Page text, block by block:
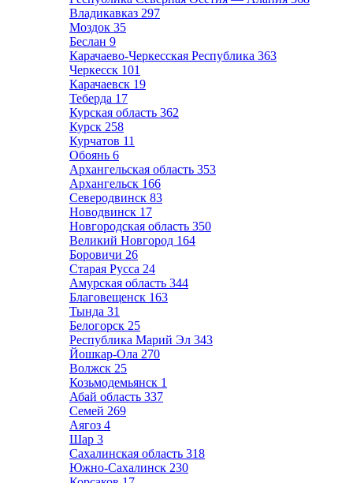
Владикавказ 297
Моздок 35
Беслан 9
Карачаево-Черкесская Республика 363
Черкесск 101
Карачаевск 19
Теберда 17
Курская область 362
Курск 258
Курчатов 11
Обоянь 6
Архангельская область 353
Архангельск 166
Северодвинск 83
Новодвинск 17
Новгородская область 350
Великий Новгород 164
Боровичи 26
Старая Русса 24
Амурская область 344
Благовещенск 163
Тында 31
Белогорск 25
Республика Марий Эл 343
Йошкар-Ола 270
Волжск 25
Козьмодемьянск 1
Абай область 337
Семей 269
Аягоз 4
Шар 3
Сахалинская область 318
Южно-Сахалинск 230